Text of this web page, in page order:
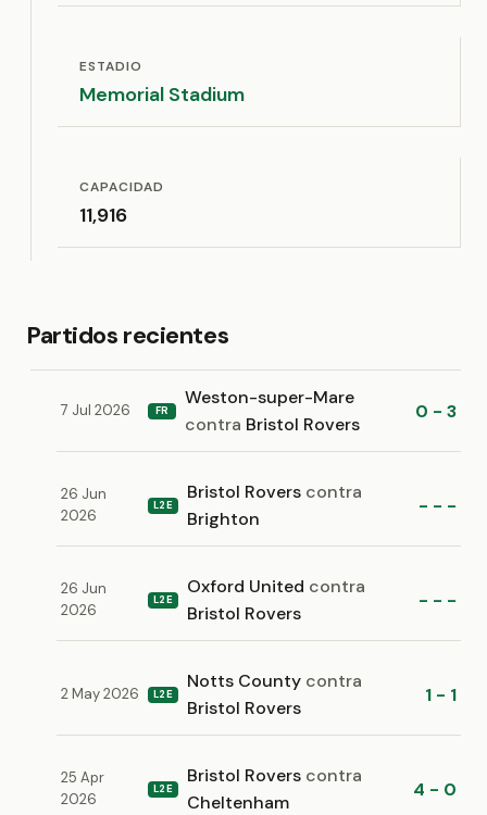
ESTADIO
Memorial Stadium
CAPACIDAD
11,916
Partidos recientes
7 Jul 2026 FR
Weston-super-Mare
contra Bristol Rovers
0 - 3
26 Jun
2026
L2E
Bristol Rovers contra
Brighton
- - -
26 Jun
2026
L2E
Oxford United contra
Bristol Rovers
- - -
2 May 2026 L2E
Notts County contra
Bristol Rovers
1 - 1
25 Apr
2026
L2E
Bristol Rovers contra
Cheltenham
4 - 0